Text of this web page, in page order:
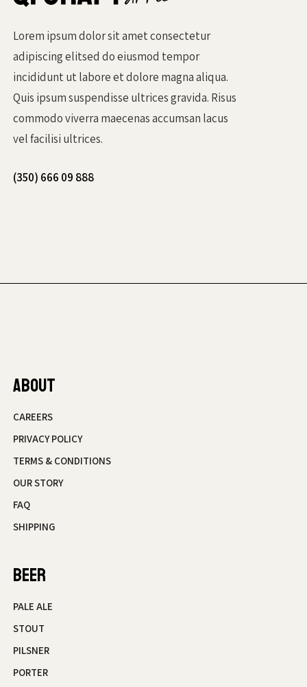
Lorem ipsum dolor sit amet consectetur
adipiscing elitsed do eiusmod tempor
incididunt ut labore et dolore magna aliqua.
Quis ipsum suspendisse ultrices gravida. Risus
commodo viverra maecenas accumsan lacus
vel facilisi ultrices.
(350) 666 09 888
ABOUT
CAREERS
PRIVACY POLICY
TERMS & CONDITIONS
OUR STORY
FAQ
SHIPPING
BEER
PALE ALE
STOUT
PILSNER
PORTER